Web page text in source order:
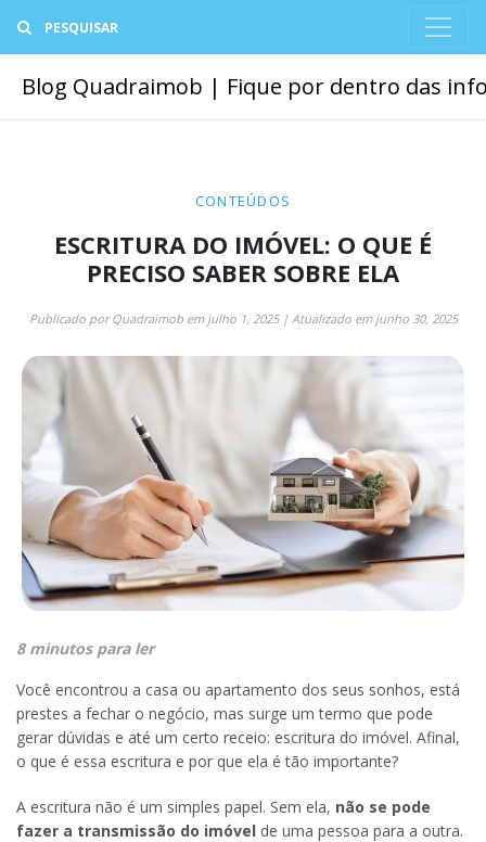
Blog Quadraimob | Fique por dentro das
CONTEÚDOS
ESCRITURA DO IMÓVEL: O QUE É
PRECISO SABER SOBRE ELA
Publicado porQuadraimobem julho 1, 2025| Atualizado em junho 30, 2025
8 minutos para ler
Você encontrou a casa ou apartamento dos seus sonhos, está
prestes a fechar o negócio, mas surge um termo que pode
gerar dúvidas e até um certo receio: escritura do imóvel. Afinal,
o que é essa escritura e por que ela é tão importante?
A escritura não é um simples papel. Sem ela, não se pode
fazer a transmissão do imóvel de uma pessoa para a outra.